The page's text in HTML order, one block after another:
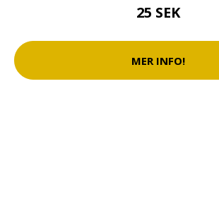
25 SEK
MER INFO!